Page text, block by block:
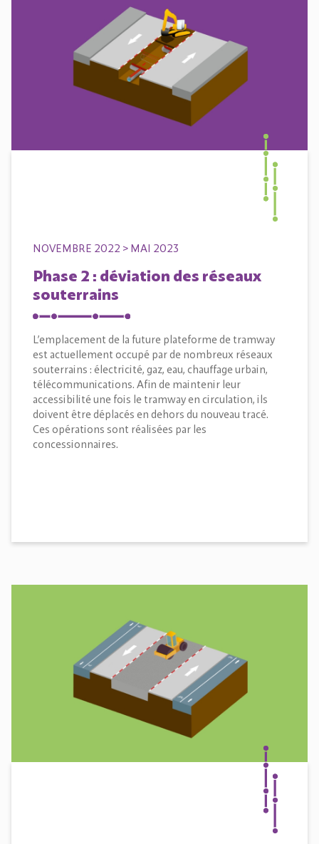
NOVEMBRE 2022 > MAI 2023
Phase 2 : déviation des réseaux
souterrains
L’emplacement de la future plateforme de tramway
est actuellement occupé par de nombreux réseaux
souterrains : électricité, gaz, eau, chauffage urbain,
télécommunications. Afin de maintenir leur
accessibilité une fois le tramway en circulation, ils
doivent être déplacés en dehors du nouveau tracé.
Ces opérations sont réalisées par les
concessionnaires.